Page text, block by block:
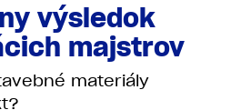
výsledok
majstrov
materiály